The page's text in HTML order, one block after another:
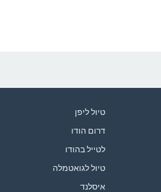
טיול ליפן
דרום הודו
לטייל בהודו
טיול לגואטמלה
איסלנד